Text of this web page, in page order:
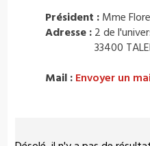
Président : Mme
Adresse : 2 de
33400
Mail : Envoyer un